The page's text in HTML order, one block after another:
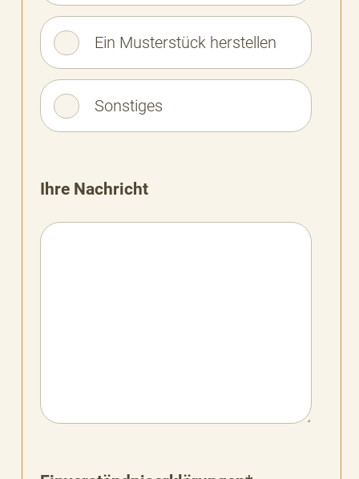
Ein Musterstück herstellen
Sonstiges
Ihre Nachricht